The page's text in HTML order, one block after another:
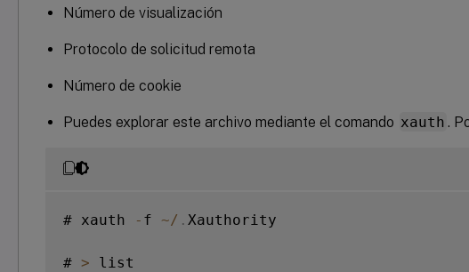
Número de visualización
Protocolo de solicitud remota
Número de cookie
Puedes explorar este archivo mediante el comando xauth .
# xauth - f ~/ . Xauthority
# > list